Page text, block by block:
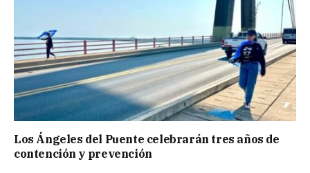
Los Ángeles del Puente celebrarán tres años de
contención y prevención